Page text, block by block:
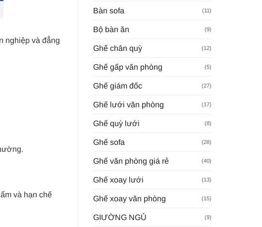
nghiệp và đẳng
và hạn chế
Bàn sofa (11)
Bộ bàn ăn (9)
Ghế chân quỳ (12)
Ghế gấp văn phòng (5)
Ghế giám đốc (27)
Ghế lưới văn phòng (17)
Ghế quỳ lưới (8)
Ghế sofa (28)
Ghế văn phòng giá rẻ (40)
Ghế xoay lưới (13)
Ghế xoay văn phòng (15)
GIƯỜNG NGỦ (9)